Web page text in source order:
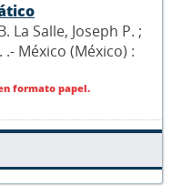
La Salle, Joseph P. ;
.- México (México) :
formato papel.